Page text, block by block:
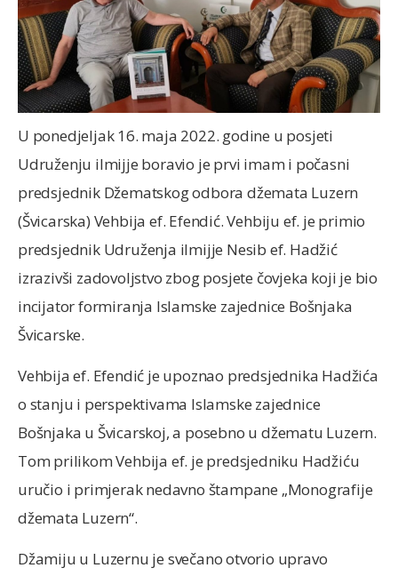
U ponedjeljak 16. maja 2022. godine u posjeti
Udruženju ilmijje boravio je prvi imam i počasni
predsjednik Džematskog odbora džemata Luzern
(Švicarska) Vehbija ef. Efendić. Vehbiju ef. je primio
predsjednik Udruženja ilmijje Nesib ef. Hadžić
izrazivši zadovoljstvo zbog posjete čovjeka koji je bio
incijator formiranja Islamske zajednice Bošnjaka
Švicarske.
Vehbija ef. Efendić je upoznao predsjednika Hadžića
o stanju i perspektivama Islamske zajednice
Bošnjaka u Švicarskoj, a posebno u džematu Luzern.
Tom prilikom Vehbija ef. je predsjedniku Hadžiću
uručio i primjerak nedavno štampane „Monografije
džemata Luzern“.
Džamiju u Luzernu je svečano otvorio upravo